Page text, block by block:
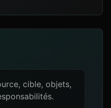
cible, objets,